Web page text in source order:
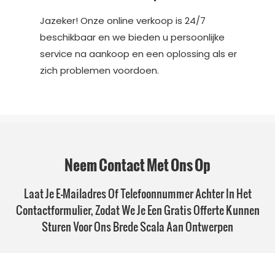
Jazeker! Onze online verkoop is 24/7
beschikbaar en we bieden u persoonlijke
service na aankoop en een oplossing als er
zich problemen voordoen.
Neem Contact Met Ons Op
Laat Je E-Mailadres Of Telefoonnummer Achter In Het
Contactformulier, Zodat We Je Een Gratis Offerte Kunnen
Sturen Voor Ons Brede Scala Aan Ontwerpen